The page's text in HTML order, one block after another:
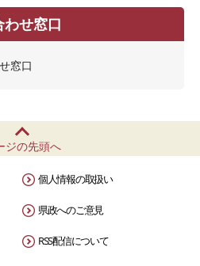
せ窓口
窓口
ジの先頭へ
個人情報の取扱い
県政へのご意見
RSS配信について